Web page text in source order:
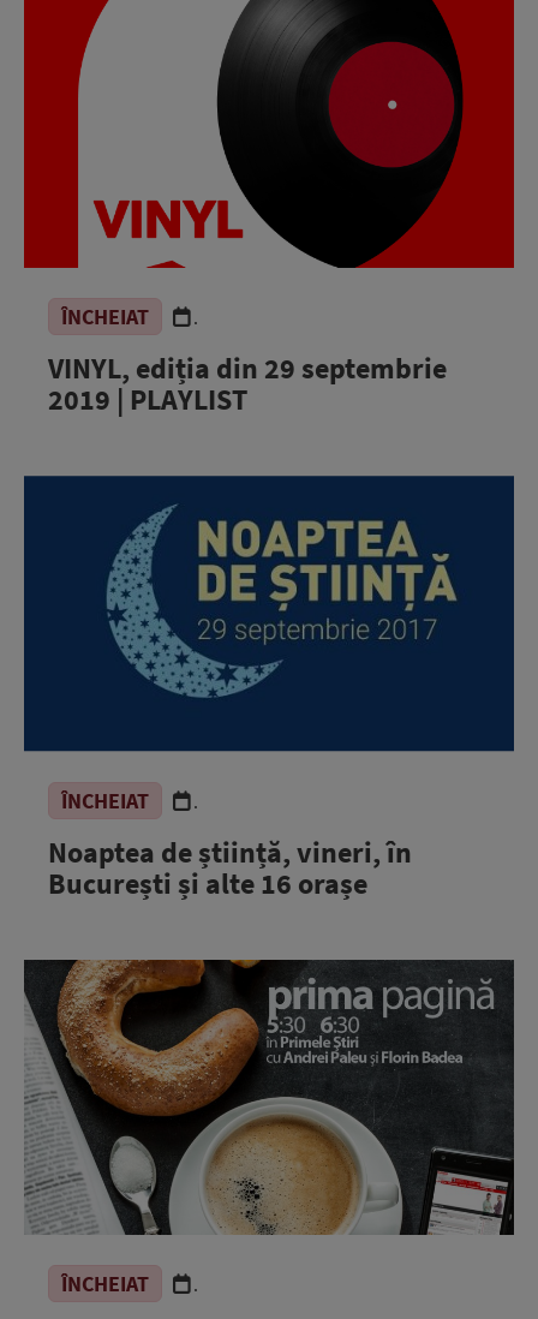
ÎNCHEIAT .
VINYL, ediția din 29 septembrie
2019 | PLAYLIST
ÎNCHEIAT .
Noaptea de știință, vineri, în
București și alte 16 orașe
ÎNCHEIAT .